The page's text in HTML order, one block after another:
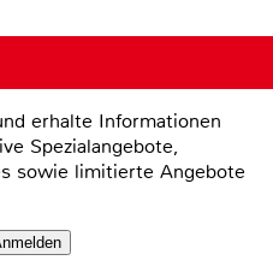
erhalte Informationen
Spezialangebote,
sowie limitierte Angebote